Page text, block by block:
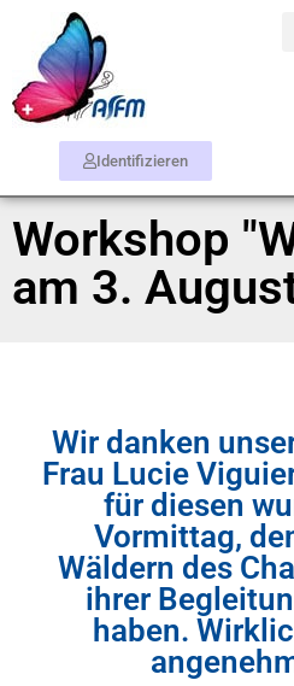
Identifizieren
Workshop
am 3.
Wir danken
Frau Lucie
für diesen
Vormittag,
Wäldern des
ihrer
haben.